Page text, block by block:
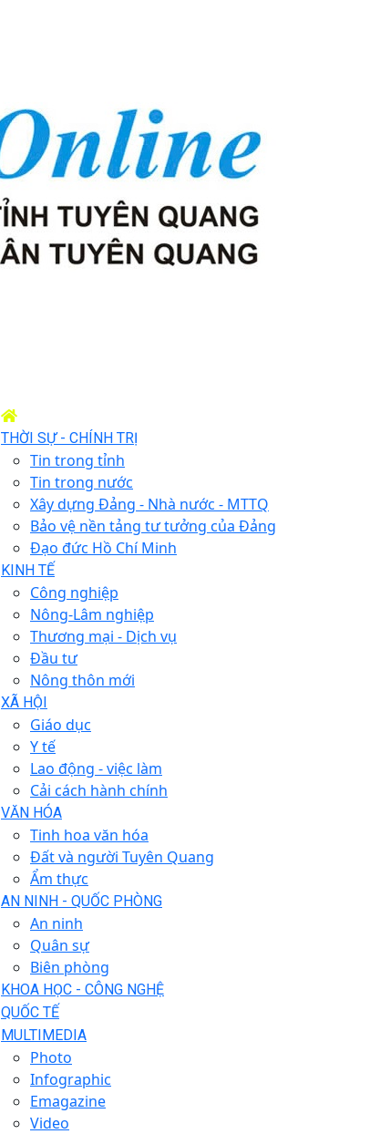
THỜI SỰ - CHÍNH TRỊ
Tin trong tỉnh
Tin trong nước
Xây dựng Đảng - Nhà nước - MTTQ
Bảo vệ nền tảng tư tưởng của Đảng
Đạo đức Hồ Chí Minh
KINH TẾ
Công nghiệp
Nông-Lâm nghiệp
Thương mại - Dịch vụ
Đầu tư
Nông thôn mới
XÃ HỘI
Giáo dục
Y tế
Lao động - việc làm
Cải cách hành chính
VĂN HÓA
Tinh hoa văn hóa
Đất và người Tuyên Quang
Ẩm thực
AN NINH - QUỐC PHÒNG
An ninh
Quân sự
Biên phòng
KHOA HỌC - CÔNG NGHỆ
QUỐC TẾ
MULTIMEDIA
Photo
Infographic
Emagazine
Video